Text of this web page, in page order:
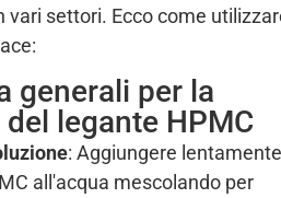
vari settori. Ecco come
generali per la
legante HPMC
: Aggiungere lentamente
all'acqua mescolando per